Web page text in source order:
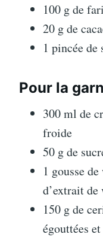
100 g de
20 g de
1 pincée de
Pour la
300 ml de
froide
50 g de
1 gousse
d’extrait
150 g de
égouttées